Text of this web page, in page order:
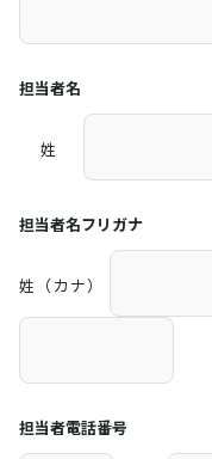
担当者名
姓
担当者名フリガナ
姓（カナ）
担当者電話番号